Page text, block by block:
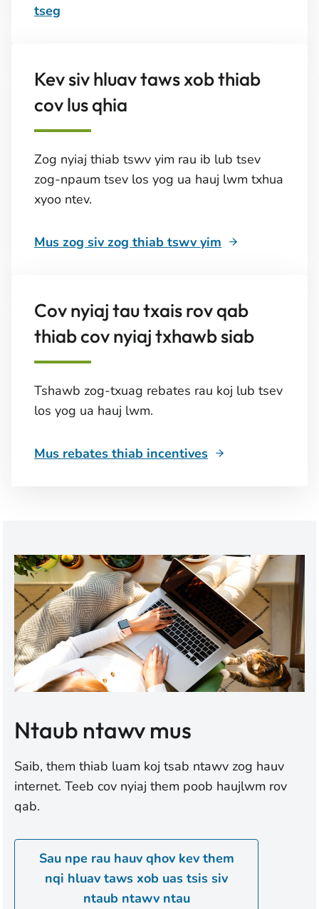
tseg
Kev siv hluav taws xob thiab
cov lus qhia
Zog nyiaj thiab tswv yim rau ib lub tsev
zog-npaum tsev los yog ua hauj lwm txhua
xyoo ntev.
Mus zog siv zog thiab tswv yim
Cov nyiaj tau txais rov qab
thiab cov nyiaj txhawb siab
Tshawb zog-txuag rebates rau koj lub tsev
los yog ua hauj lwm.
Mus rebates thiab incentives
Ntaub ntawv mus
Saib, them thiab luam koj tsab ntawv zog hauv
internet. Teeb cov nyiaj them poob haujlwm rov
qab.
Sau npe rau hauv qhov kev them
nqi hluav taws xob uas tsis siv
ntaub ntawv ntau